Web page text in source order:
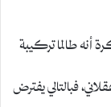
طالما تركيبة
فبالتالي يفترض